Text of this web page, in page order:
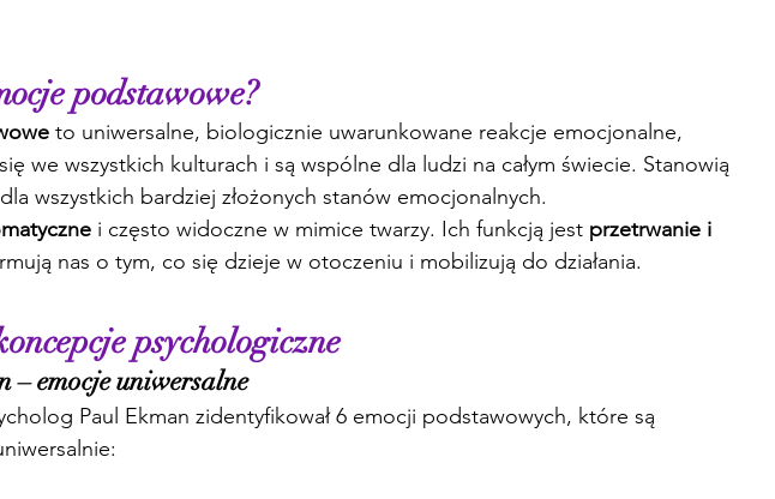
podstawowe?
to uniwersalne, biologicznie uwarunkowane reakcje emocjonalne,
we wszystkich kulturach i są wspólne dla ludzi na całym świecie. Stanowią
wszystkich bardziej złożonych stanów emocjonalnych.
i często widoczne w mimice twarzy. Ich funkcją jest przetrwanie i
nas o tym, co się dzieje w otoczeniu i mobilizują do działania.
psychologiczne
– emocje uniwersalne
Paul Ekman zidentyfikował 6 emocji podstawowych, które są